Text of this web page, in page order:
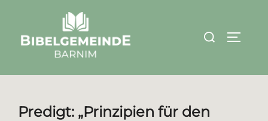
springen
Suchen
Predigt: „Prinzipien für den